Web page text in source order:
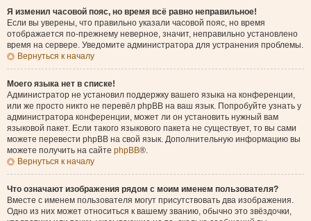
Я изменил часовой пояс, но время всё равно неправильное!
Если вы уверены, что правильно указали часовой пояс, но время
отображается по-прежнему неверное, значит, неправильно установлено
время на сервере. Уведомите администратора для устранения проблемы.
Вернуться к началу
Моего языка нет в списке!
Администратор не установил поддержку вашего языка на конференции,
или же просто никто не перевёл phpBB на ваш язык. Попробуйте узнать у
администратора конференции, может ли он установить нужный вам
языковой пакет. Если такого языкового пакета не существует, то вы сами
можете перевести phpBB на свой язык. Дополнительную информацию вы
можете получить на сайте phpBB®.
Вернуться к началу
Что означают изображения рядом с моим именем пользователя?
Вместе с именем пользователя могут присутствовать два изображения.
Одно из них может относиться к вашему званию, обычно это звёздочки,